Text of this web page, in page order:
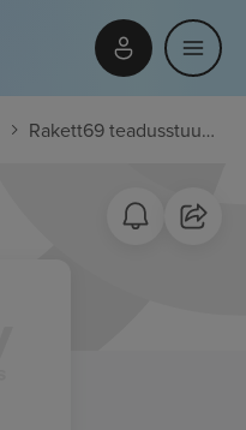
Rakett69 teadusstuudiod (Kvark Unicornland OÜ)